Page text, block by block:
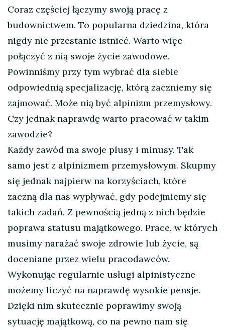
Coraz częściej łączymy swoją pracę z
budownictwem. To popularna dziedzina, która
nigdy nie przestanie istnieć. Warto więc
połączyć z nią swoje życie zawodowe.
Powinniśmy przy tym wybrać dla siebie
odpowiednią specjalizację, którą zaczniemy się
zajmować. Może nią być alpinizm przemysłowy.
Czy jednak naprawdę warto pracować w takim
zawodzie?
Każdy zawód ma swoje plusy i minusy. Tak
samo jest z alpinizmem przemysłowym. Skupmy
się jednak najpierw na korzyściach, które
zaczną dla nas wypływać, gdy podejmiemy się
takich zadań. Z pewnością jedną z nich będzie
poprawa statusu majątkowego. Prace, w których
musimy narażać swoje zdrowie lub życie, są
doceniane przez wielu pracodawców.
Wykonując regularnie usługi alpinistyczne
możemy liczyć na naprawdę wysokie pensje.
Dzięki nim skutecznie poprawimy swoją
sytuację majątkową, co na pewno nam się